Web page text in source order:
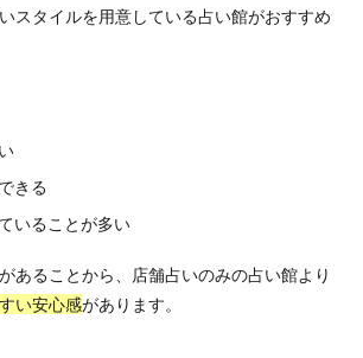
スタイルを用意している占い館がおすすめ
きる
いることが多い
あることから、店舗占いのみの占い館より
い安心感があります。